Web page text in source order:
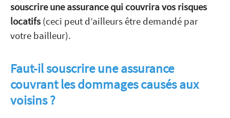
souscrire une assurance qui couvrira vos risques
locatifs (ceci peut d’ailleurs être demandé par
votre bailleur).
Faut-il souscrire une assurance
couvrant les dommages causés aux
voisins ?